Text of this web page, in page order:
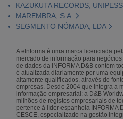
KAZUKUTA RECORDS,
MAREMBRA, S.A.
SEGMENTO NÓMADA, LDA
A eInforma é uma marca licenciada
mercado de informação para
de dados da INFORMA D&B contém
é atualizada diariamente por uma
altamente qualificados, através de
empresas. Desde 2004 que integra a
informação empresarial: a D&B
milhões de registos empresariais de
pertence à líder espanhola INFORMA
CESCE, especializado na gestão